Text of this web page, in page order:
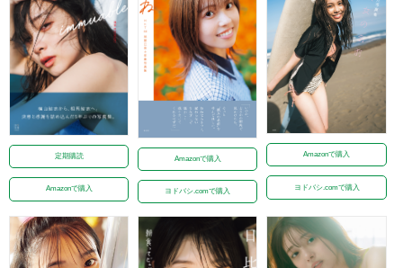
定期購読
Amazonで購入
Amazonで購入
ヨドバシ.comで購入
Amazonで購入
ヨドバシ.comで購入